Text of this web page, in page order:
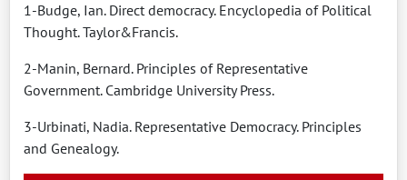
1-Budge, Ian. Direct democracy. Encyclopedia of Political
Thought. Taylor&Francis.
2-Manin, Bernard. Principles of Representative
Government. Cambridge University Press.
3-Urbinati, Nadia. Representative Democracy. Principles
and Genealogy.